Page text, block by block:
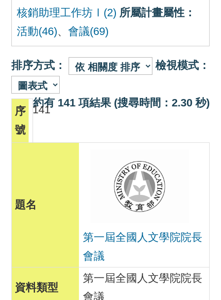
核銷助理工作坊Ⅰ(2) 所屬計畫屬性：
活動(46)、 會議(69)
排序方式： 檢視模式：
約有 141 項結果 (搜尋時間：2.30 秒)
141
第一屆全國人文學院院長
會議
第一屆全國人文學院院長
會議